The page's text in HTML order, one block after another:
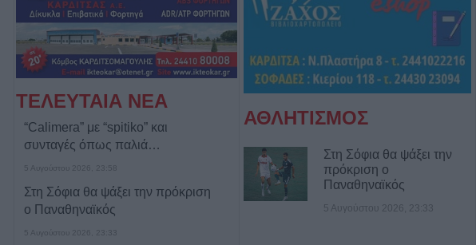
ΤΕΛΕΥΤΑΙΑ ΝΕΑ
“Calimera” με “spitiko” και
συνταγές όπως παλιά…
5 Αυγούστου 2026, 23:58
Στη Σόφια θα ψάξει την πρόκριση
ο Παναθηναϊκός
5 Αυγούστου 2026, 23:33
ΑΘΛΗΤΙΣΜΟΣ
Στη Σόφια θα ψάξει την
πρόκριση ο
Παναθηναϊκός
5 Αυγούστου 2026, 23:33